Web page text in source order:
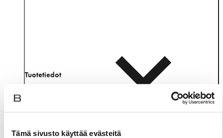
Tämä sivusto käyttää evästeitä
Tuotetiedot